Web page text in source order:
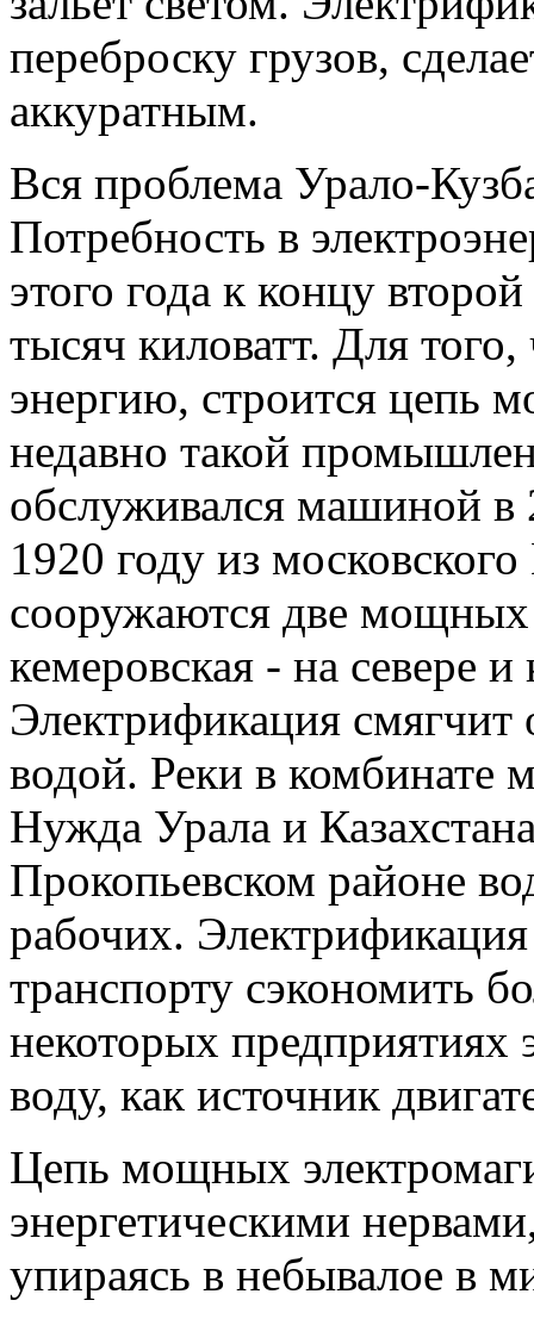
переброску грузов,
аккуратным.
Вся проблема Урало-
Потребность в
этого года к концу
тысяч киловатт. Для
энергию, строится цепь
недавно такой
обслуживался машиной в
1920 году из
сооружаются две мощных
кемеровская - на севере
Электрификация смягчит
водой. Реки в комбинате
Нужда Урала и
Прокопьевском районе
рабочих.
транспорту сэкономить
некоторых предприятиях
воду, как источник
Цепь мощных
энергетическими
упираясь в небывалое в